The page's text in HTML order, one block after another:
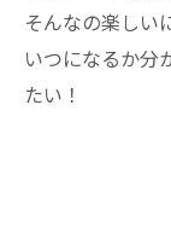
そんなの楽しい
いつになるか分
たい！